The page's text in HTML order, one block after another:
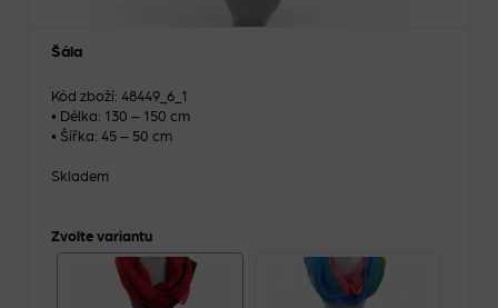
Šála
Kód zboží: 48449_6_1
• Délka: 130 – 150 cm
• Šířka: 45 – 50 cm
Skladem
Zvolte variantu